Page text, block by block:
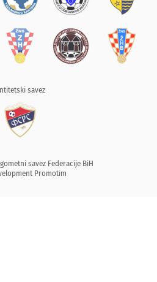
savez
savez Federacije BiH
Promotim